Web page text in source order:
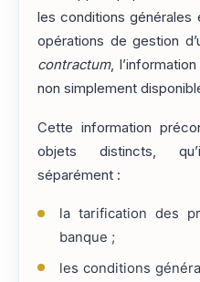
les conditions
opérations de gestion
contractum,
non simplement
Cette information
objets distincts,
séparément :
la tarification des
banque ;
les conditions